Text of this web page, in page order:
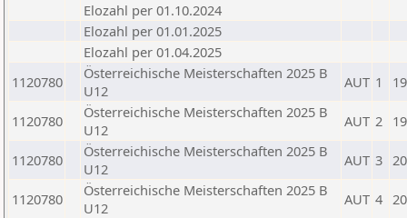
Elozahl per 01.10.2024
Elozahl per 01.01.2025
Elozahl per 01.04.2025
1120780
Österreichische Meisterschaften 2025 B
U12
AUT 1
1120780
Österreichische Meisterschaften 2025 B
U12
AUT 2
1120780
Österreichische Meisterschaften 2025 B
U12
AUT 3
1120780
Österreichische Meisterschaften 2025 B
U12
AUT 4